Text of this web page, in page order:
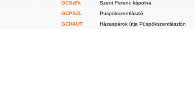
GCSzFk Szent Ferenc kápolna
GCPSZL Püspökszentlászló
GCHAUT Házaspárok útja Püspökszentlászlón